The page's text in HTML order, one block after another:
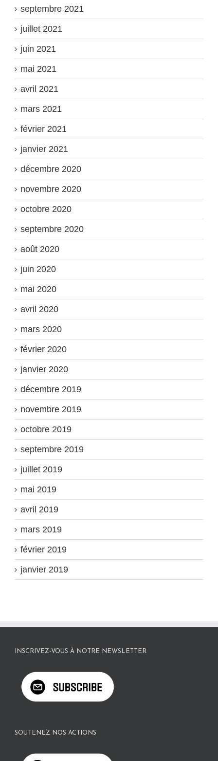
septembre 2021
juillet 2021
juin 2021
mai 2021
avril 2021
mars 2021
février 2021
janvier 2021
décembre 2020
novembre 2020
octobre 2020
septembre 2020
août 2020
juin 2020
mai 2020
avril 2020
mars 2020
février 2020
janvier 2020
décembre 2019
novembre 2019
octobre 2019
septembre 2019
juillet 2019
mai 2019
avril 2019
mars 2019
février 2019
janvier 2019
INSCRIVEZ-VOUS À NOTRE NEWSLETTER
SOUTENEZ NOS ACTIONS